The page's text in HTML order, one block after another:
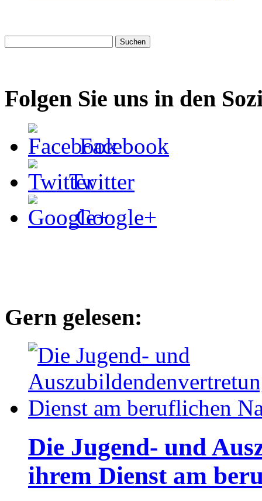
Folgen Sie uns in den
Facebook
Twitter
Google+
Gern gelesen:
Die Jugend- und
ihrem Dienst am